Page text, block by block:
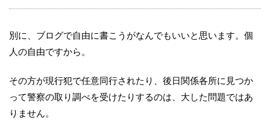
別に、ブログで自由に書こうがなんでもいいと思います。個
人の自由ですから。
その方が現行犯で任意同行されたり、後日関係各所に見つか
って警察の取り調べを受けたりするのは、大した問題ではあ
りません。